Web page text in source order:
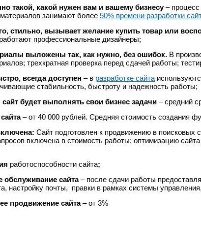
такой, какой нужен вам и вашему бизнесу– процесс
материалов занимают более 50% времени разработки
стильно, вызывает желание купить товар или
профессиональные дизайнеры;
выложены так, как нужно, без ошибок. В
трехкратная проверка перед сдачей работы;
всегда доступен – в разработке сайта
стабильность, быстроту и надежность работы;
будет выполнять свои бизнес задачи – средний
– от 40 000 рублей. Средняя стоимость создания
Сайт подготовлен к продвижению в поисковых
включена в стоимость работы; оптимизацию
работоспособности сайта;
обслуживание сайта– после сдачи работы
настройку почты, правки в рамках системы
продвижение сайта– от 3%